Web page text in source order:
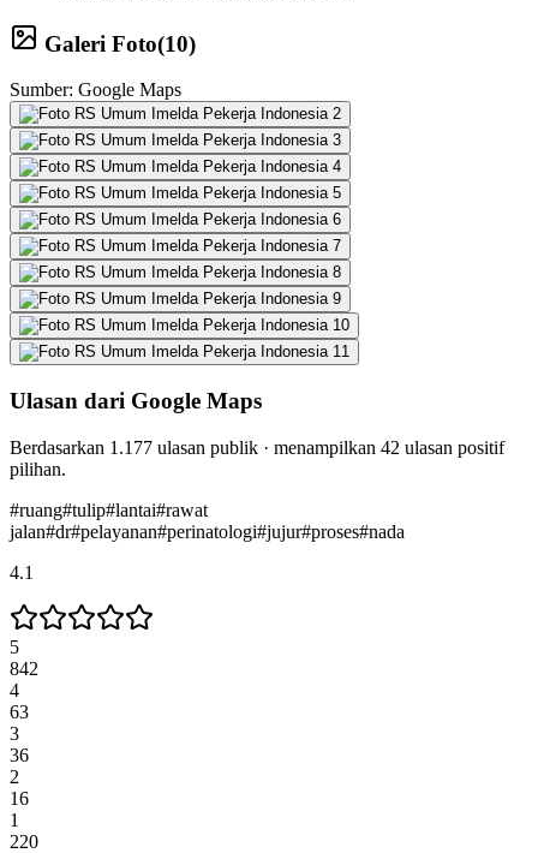
Galeri Foto(10)
Sumber: Google Maps
Ulasan dari Google Maps
Berdasarkan 1.177 ulasan publik · menampilkan 42 ulasan positif
pilihan.
#ruang#tulip#lantai#rawat
jalan#dr#pelayanan#perinatologi#jujur#proses#nada
4.1
5
842
4
63
3
36
2
16
1
220